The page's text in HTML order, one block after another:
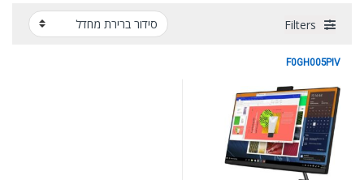
Filters
LENOVO
F0GH005PIV